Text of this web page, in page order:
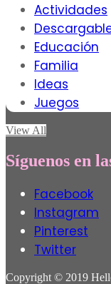
Actividades
Educación
Familia
Ideas
Juegos
View All
Síguenos en
Facebook
Instagram
Pinterest
Twitter
Copyright © 2019